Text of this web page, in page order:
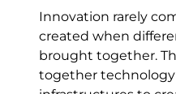
Innovation rarely
created when
brought together.
together